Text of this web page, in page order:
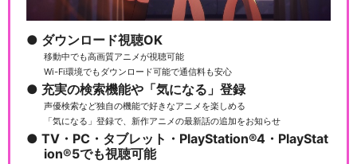
ダウンロード視聴OK
移動中でも高画質アニメが視聴可能
Wi-Fi環境でもダウンロード可能で通信料も安心
充実の検索機能や「気になる」登録
声優検索など独自の機能で好きなアニメを楽しめる
「気になる」登録で、新作アニメの最新話の追加をお知らせ
TV・PC・タブレット・PlayStation®4・PlayStat
ion®5でも視聴可能